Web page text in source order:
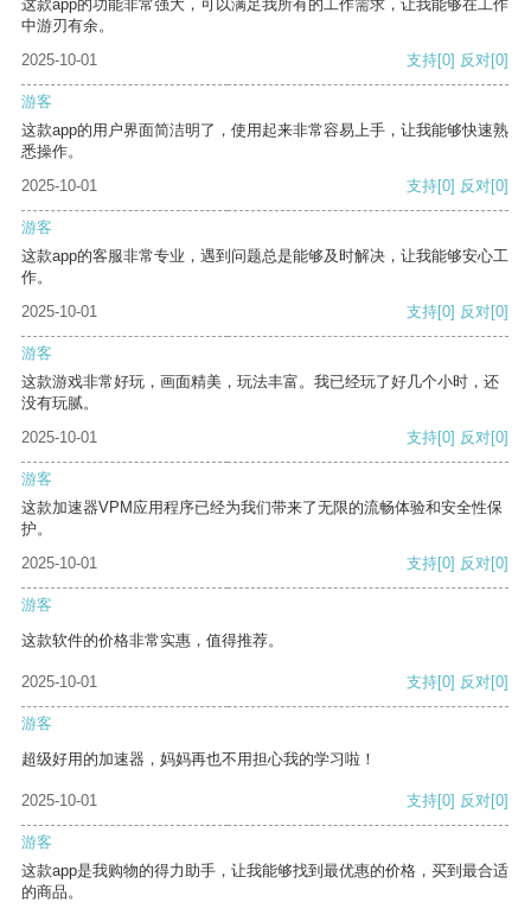
这款app的功能非常强大，可以满足我所有的工作需求，让我能够在工作
中游刃有余。
2025-10-01
支持[0] 反对[0]
游客
这款app的用户界面简洁明了，使用起来非常容易上手，让我能够快速熟
悉操作。
2025-10-01
支持[0] 反对[0]
游客
这款app的客服非常专业，遇到问题总是能够及时解决，让我能够安心工
作。
2025-10-01
支持[0] 反对[0]
游客
这款游戏非常好玩，画面精美，玩法丰富。我已经玩了好几个小时，还
没有玩腻。
2025-10-01
支持[0] 反对[0]
游客
这款加速器VPM应用程序已经为我们带来了无限的流畅体验和安全性保
护。
2025-10-01
支持[0] 反对[0]
游客
这款软件的价格非常实惠，值得推荐。
2025-10-01 支持[0] 反对[0]
游客
超级好用的加速器，妈妈再也不用担心我的学习啦！
2025-10-01 支持[0] 反对[0]
游客
这款app是我购物的得力助手，让我能够找到最优惠的价格，买到最合适
的商品。